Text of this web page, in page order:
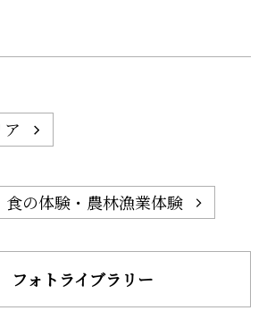
食の体験・農林漁業体験
フォトライブラリー